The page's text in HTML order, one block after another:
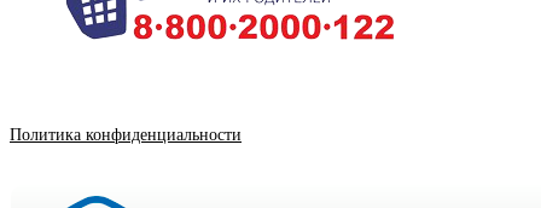
Политика конфиденциальности